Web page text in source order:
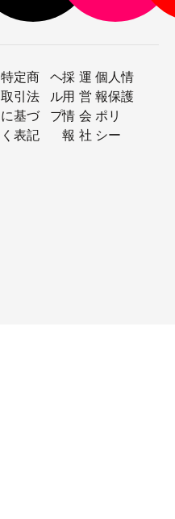
特定商
取引法
に基づ
く表記
ヘ
ル
プ
採
用
情
報
運
営
会
社
個人情
報保護
ポリ
シー